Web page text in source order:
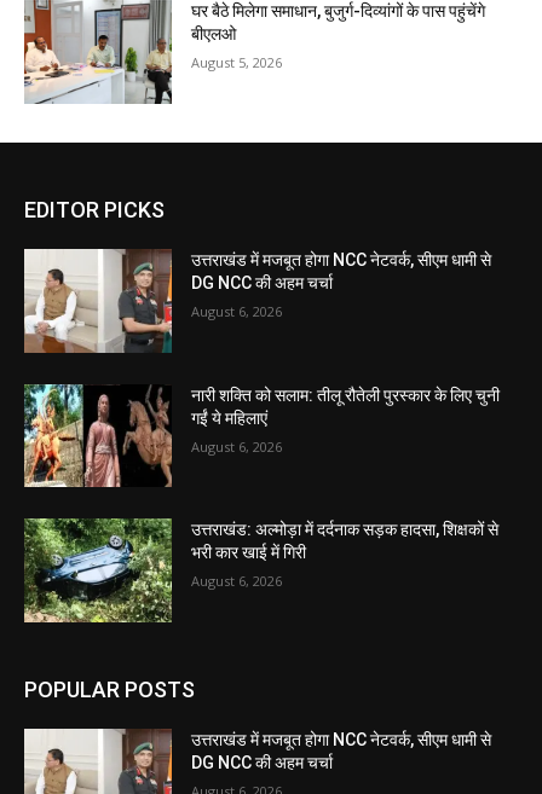
घर बैठे मिलेगा समाधान, बुजुर्ग-दिव्यांगों के पास पहुंचेंगे
बीएलओ
August 5, 2026
EDITOR PICKS
उत्तराखंड में मजबूत होगा NCC नेटवर्क, सीएम धामी से
DG NCC की अहम चर्चा
August 6, 2026
नारी शक्ति को सलाम: तीलू रौतेली पुरस्कार के लिए चुनी
गईं ये महिलाएं
August 6, 2026
उत्तराखंड: अल्मोड़ा में दर्दनाक सड़क हादसा, शिक्षकों से
भरी कार खाई में गिरी
August 6, 2026
POPULAR POSTS
उत्तराखंड में मजबूत होगा NCC नेटवर्क, सीएम धामी से
DG NCC की अहम चर्चा